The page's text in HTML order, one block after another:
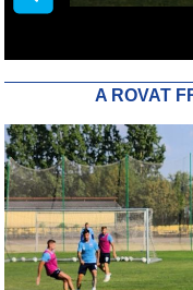
A ROVAT